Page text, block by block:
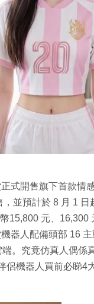
式開售旗下首款情
並預計於 8 月 1 日
15,800 元、16,300
器人配備頭部 16 主
。究竟仿真人偶係
侶機器人買前必睇4